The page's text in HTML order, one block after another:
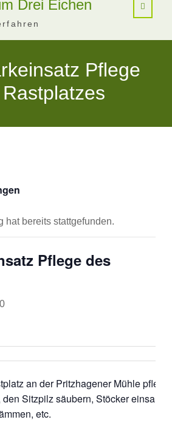
Drei Eichen
Pflege
hat bereits stattgefunden.
Pflege des
an der Pritzhagener Mühle
Sitzpilz säubern, Stöcker
etc.